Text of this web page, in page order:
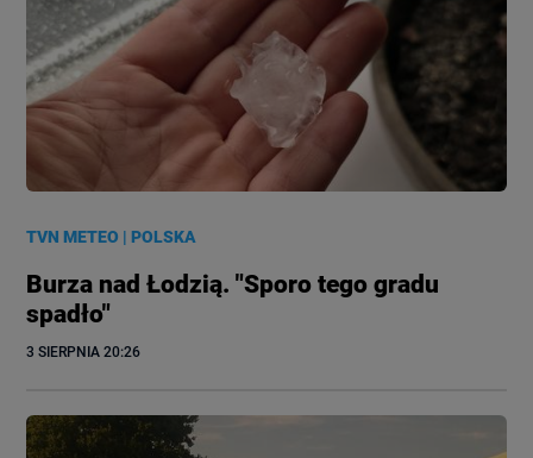
TVN METEO |POLSKA
Burza nad Łodzią. "Sporo tego gradu
spadło"
3 SIERPNIA 20:26